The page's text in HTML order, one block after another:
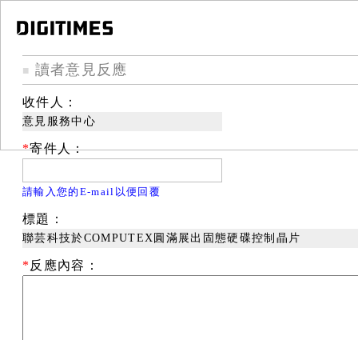
■ 讀者意見反應
收件人：
意見服務中心
*寄件人：
請輸入您的E-mail以便回覆
標題：
聯芸科技於COMPUTEX圓滿展出固態硬碟控制晶片
* 反應內容：